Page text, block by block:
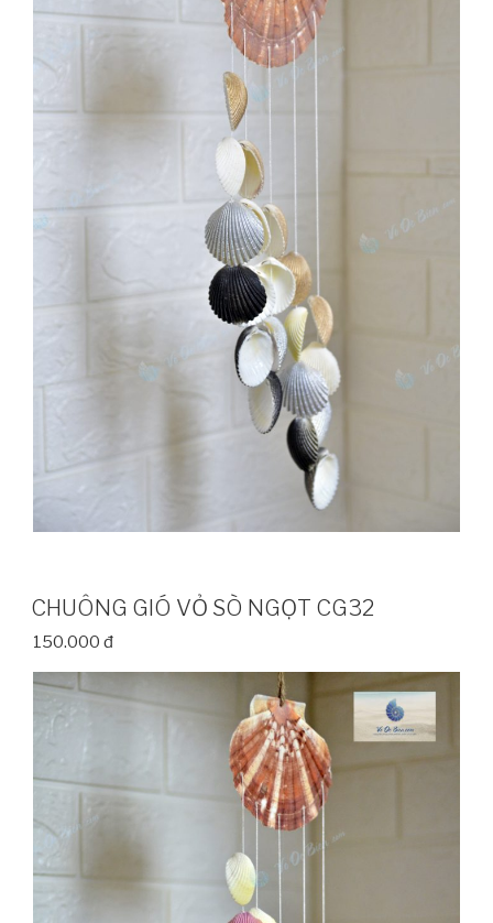
CHUÔNG GIÓ VỎ SÒ NGỌT CG32
150.000 đ